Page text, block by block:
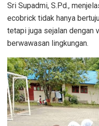
Sri Supadmi, S.Pd.,
ecobrick tidak hanya
tetapi juga sejalan dengan
berwawasan lingkungan.